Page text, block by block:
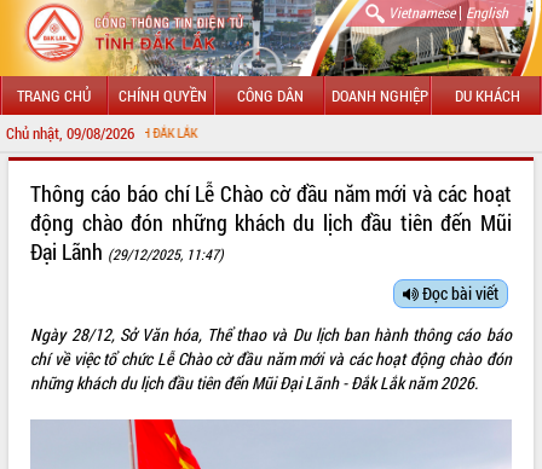
Vietnamese| English
TRANG CHỦ CHÍNH QUYỀN CÔNG DÂN DOANH NGHIỆP DU KHÁCH
Chủ nhật, 09/08/2026
LÃNH ĐẠO UBND TỈNH
SỞ, BAN, NGÀNH
UBND CÁC XÃ, PHƯỜNG
THÔNG TIN CHỈ ĐẠO ĐIỀU HÀNH
Thông cáo báo chí Lễ Chào cờ đầu năm mới và các hoạt
động chào đón những khách du lịch đầu tiên đến Mũi
Đại Lãnh (29/12/2025, 11:47)
Đọc bài viết
Ngày 28/12, Sở Văn hóa, Thể thao và Du lịch ban hành thông cáo báo
chívề việc tổ chức Lễ Chào cờ đầu năm mới và các hoạt động chào đón
những khách du lịch đầu tiên đến Mũi Đại Lãnh - Đắk Lắk năm 2026.